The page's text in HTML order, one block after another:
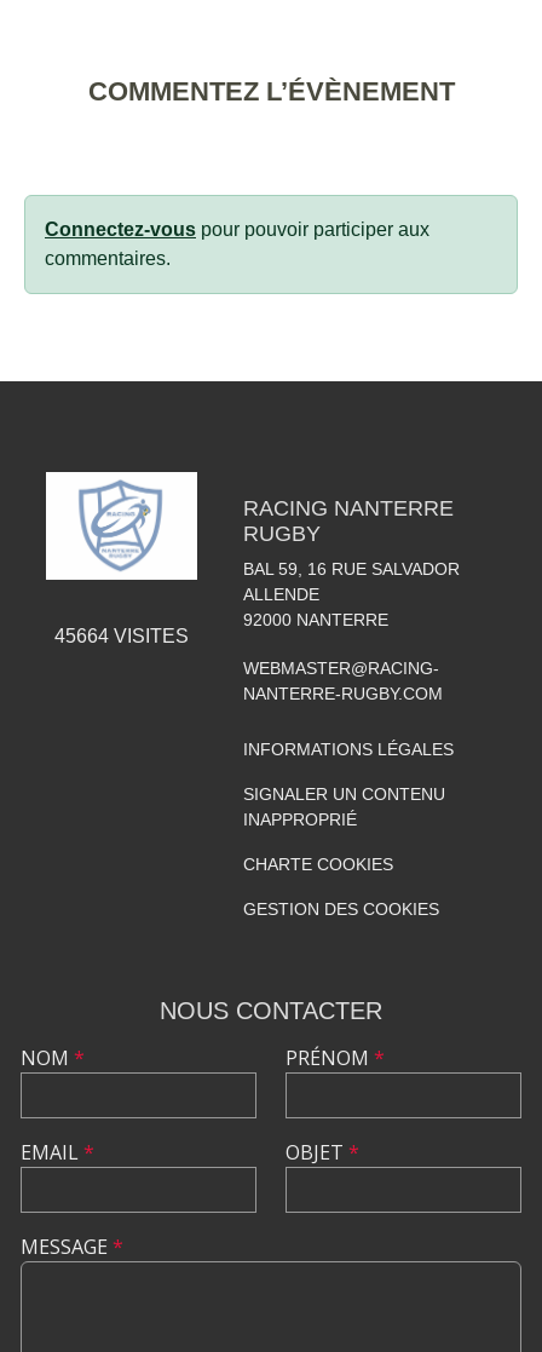
COMMENTEZ L’ÉVÈNEMENT
Connectez-vous pour pouvoir participer aux
commentaires.
45664VISITES
RACING NANTERRE
RUGBY
BAL 59, 16 RUE SALVADOR
ALLENDE
92000 NANTERRE
WEBMASTER@RACING-
NANTERRE-RUGBY.COM
INFORMATIONS LÉGALES
SIGNALER UN CONTENU
INAPPROPRIÉ
CHARTE COOKIES
GESTION DES COOKIES
NOUS CONTACTER
NOM *
EMAIL*
PRÉNOM *
OBJET *
MESSAGE *